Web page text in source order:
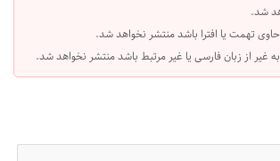
شد.
تهمت یا افترا باشد منتشر نخواهد شد.
غیر از زبان فارسی یا غیر مرتبط باشد منتشر نخواهد شد.